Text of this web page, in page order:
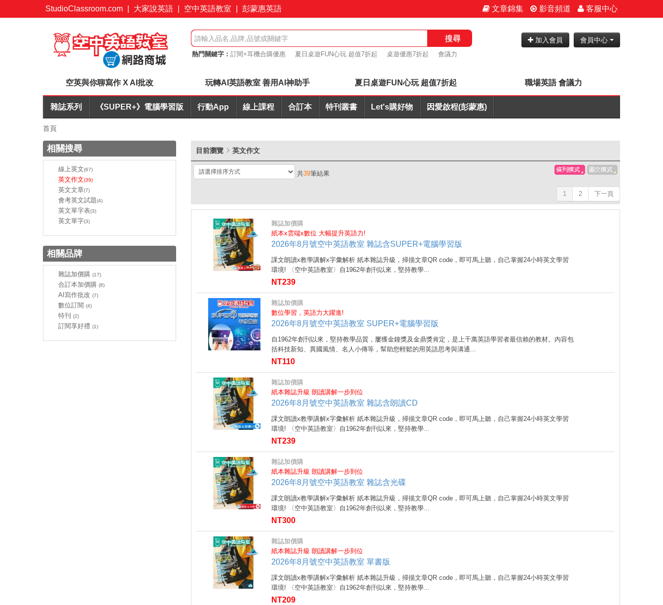
StudioClassroom.com 大家說英語 空中英語教室 彭蒙惠英語 文章錦集 影音頻道 客服中心
搜尋
熱門關鍵字： 訂閱+耳機合購優惠 夏日桌遊FUN心玩 超值7折起 桌遊優惠7折起
會議力
加入會員 會員中心
空英與你聊寫作 X AI批改 玩轉AI英語教室 善用AI神助手 夏日桌遊FUN心玩 超值7折起 職場英語 會議力
雜誌系列 《SUPER+》電腦學習版 行動App 線上課程 合訂本 特刊叢書 Let's購好物 因愛啟程(彭蒙惠)
首頁
相關搜尋
線上英文(67)
英文作文(39)
英文文章(7)
會考英文試題(4)
英文單字表(3)
英文單字(3)
相關品牌
雜誌加價購 (17)
合訂本加價購 (8)
AI寫作批改 (7)
數位訂閱 (4)
特刊 (2)
訂閱享好禮 (1)
目前瀏覽 英文作文
共39筆結果
1 2 下一頁
雜誌加價購
紙本x雲端x數位 大幅提升英語力!
2026年8月號空中英語教室 雜誌含SUPER+電腦學習版
課文朗讀x教學講解x字彙解析 紙本雜誌升級，掃描文章QR code，即可馬上聽，自己掌握24小時英文學習
環境! 〈空中英語教室〉自1962年創刊以來，堅持教學...
NT239
雜誌加價購
數位學習，英語力大躍進!
2026年8月號空中英語教室 SUPER+電腦學習版
自1962年創刊以來，堅持教學品質，屢獲金鐘獎及金鼎獎肯定，是上千萬英語學習者最信賴的教材。內容包
括科技新知、異國風情、名人小傳等，幫助您輕鬆的用英語思考與溝通...
NT110
雜誌加價購
紙本雜誌升級 朗讀講解一步到位
2026年8月號空中英語教室 雜誌含朗讀CD
課文朗讀x教學講解x字彙解析 紙本雜誌升級，掃描文章QR code，即可馬上聽，自己掌握24小時英文學習
環境! 〈空中英語教室〉自1962年創刊以來，堅持教學...
NT239
雜誌加價購
紙本雜誌升級 朗讀講解一步到位
2026年8月號空中英語教室 雜誌含光碟
課文朗讀x教學講解x字彙解析 紙本雜誌升級，掃描文章QR code，即可馬上聽，自己掌握24小時英文學習
環境! 〈空中英語教室〉自1962年創刊以來，堅持教學...
NT300
雜誌加價購
紙本雜誌升級 朗讀講解一步到位
2026年8月號空中英語教室 單書版
課文朗讀x教學講解x字彙解析 紙本雜誌升級，掃描文章QR code，即可馬上聽，自己掌握24小時英文學習
環境! 〈空中英語教室〉自1962年創刊以來，堅持教學...
NT209